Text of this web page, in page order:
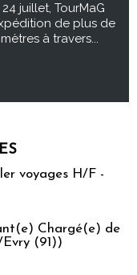
juillet, TourMaG
de plus de
à travers...
voyages H/F -
Chargé(e) de
(91))